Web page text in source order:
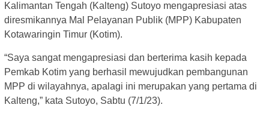
Kalimantan Tengah (Kalteng) Sutoyo mengapresiasi atas
diresmikannya Mal Pelayanan Publik (MPP) Kabupaten
Kotawaringin Timur (Kotim).
“Saya sangat mengapresiasi dan berterima kasih kepada
Pemkab Kotim yang berhasil mewujudkan pembangunan
MPP di wilayahnya, apalagi ini merupakan yang pertama di
Kalteng,” kata Sutoyo, Sabtu (7/1/23).